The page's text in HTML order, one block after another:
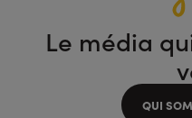
Le média
QUI